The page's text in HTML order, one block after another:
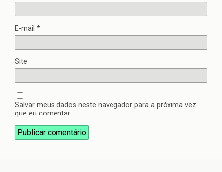
E-mail *
Site
Salvar meus dados neste navegador para a próxima vez
que eu comentar.